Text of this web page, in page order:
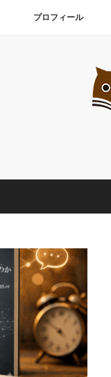
プロフィール